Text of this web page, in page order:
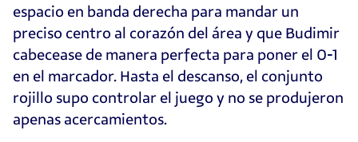
espacio en banda derecha para mandar un
preciso centro al corazón del área y que Budimir
cabecease de manera perfecta para poner el 0-1
en el marcador. Hasta el descanso, el conjunto
rojillo supo controlar el juego y no se produjeron
apenas acercamientos.